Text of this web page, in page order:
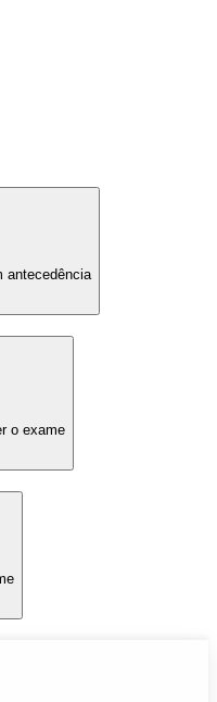
antecedência
o exame